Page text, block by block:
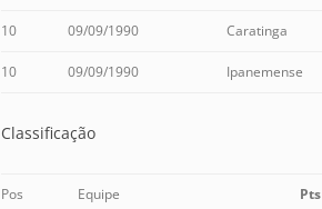
10 09/09/1990 Caratinga
10 09/09/1990 Ipanemense
Classificação
Pos Equipe Pts